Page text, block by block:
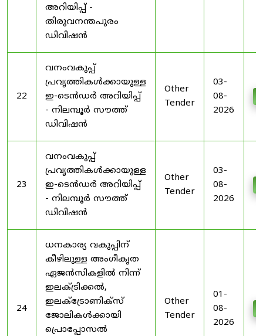
അറിയിപ്പ് -
തിരുവനന്തപുരം
ഡിവിഷൻ
22
വനംവകുപ്പ്
പ്രവൃത്തികൾക്കായുള്ള
ഇ-ടെൻഡർ അറിയിപ്പ്
- നിലമ്പൂർ സൗത്ത്
ഡിവിഷൻ
Other
Tender
03-
08-
2026
23
വനംവകുപ്പ്
പ്രവൃത്തികൾക്കായുള്ള
ഇ-ടെൻഡർ അറിയിപ്പ്
- നിലമ്പൂർ സൗത്ത്
ഡിവിഷൻ
Other
Tender
03-
08-
2026
24
ധനകാര്യ വകുപ്പിന്
കീഴിലുള്ള അംഗീകൃത
ഏജൻസികളിൽ നിന്ന്
ഇലക്ട്രിക്കൽ,
ഇലക്ട്രോണിക്സ്
ജോലികൾക്കായി
പ്രൊപ്പോസൽ
Other
Tender
01-
08-
2026